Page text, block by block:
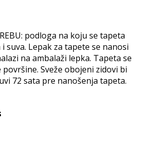
podloga na koju se tapeta
suva. Lepak za tapete se nanosi
na ambalaži lepka. Tapeta se
Sveže obojeni zidovi bi
72 sata pre nanošenja tapeta.